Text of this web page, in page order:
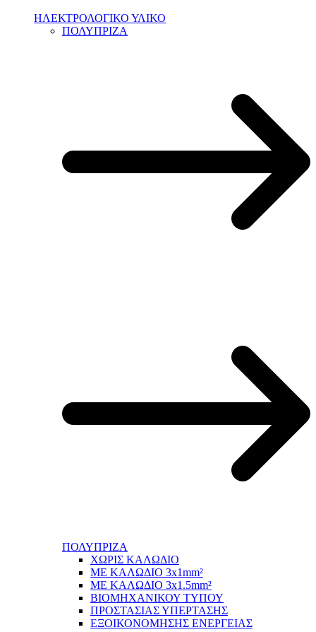
ΗΛΕΚΤΡΟΛΟΓΙΚΟ ΥΛΙΚΟ
ΠΟΛΥΠΡΙΖΑ
ΠΟΛΥΠΡΙΖΑ
ΧΩΡΙΣ ΚΑΛΩΔΙΟ
ΜΕ ΚΑΛΩΔΙΟ 3x1mm²
ΜΕ ΚΑΛΩΔΙΟ 3x1.5mm²
ΒΙΟΜΗΧΑΝΙΚΟΥ ΤΥΠΟΥ
ΠΡΟΣΤΑΣΙΑΣ ΥΠΕΡΤΑΣΗΣ
ΕΞΟΙΚΟΝΟΜΗΣΗΣ ΕΝΕΡΓΕΙΑΣ